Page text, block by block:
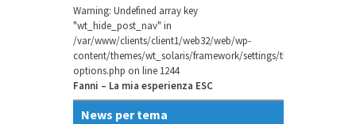
Warning: Undefined array key
"wt_hide_post_nav" in
/var/www/clients/client1/web32/web/wp-
content/themes/wt_solaris/framework/settings/theme-
options.php on line 1244
Fanni – La mia esperienza ESC
News per tema